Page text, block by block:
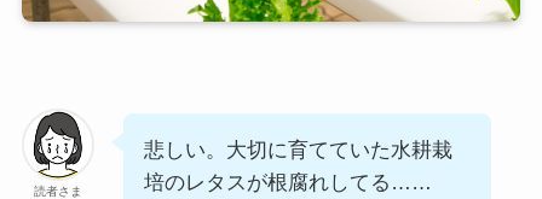
読者さま
悲しい。大切に育てていた水耕栽
培のレタスが根腐れしてる……